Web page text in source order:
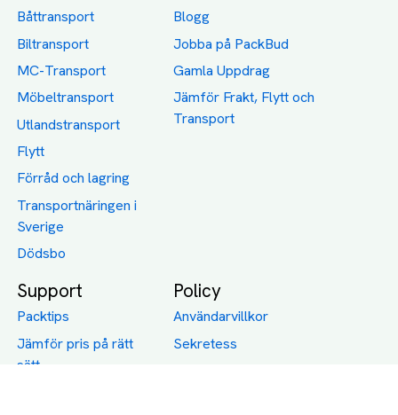
Båttransport
Biltransport
MC-Transport
Möbeltransport
Utlandstransport
Flytt
Förråd och lagring
Transportnäringen i
Sverige
Dödsbo
Blogg
Jobba på PackBud
Gamla Uppdrag
Jämför Frakt, Flytt och
Transport
Support
Packtips
Jämför pris på rätt
sätt
Policy
Användarvillkor
Sekretess